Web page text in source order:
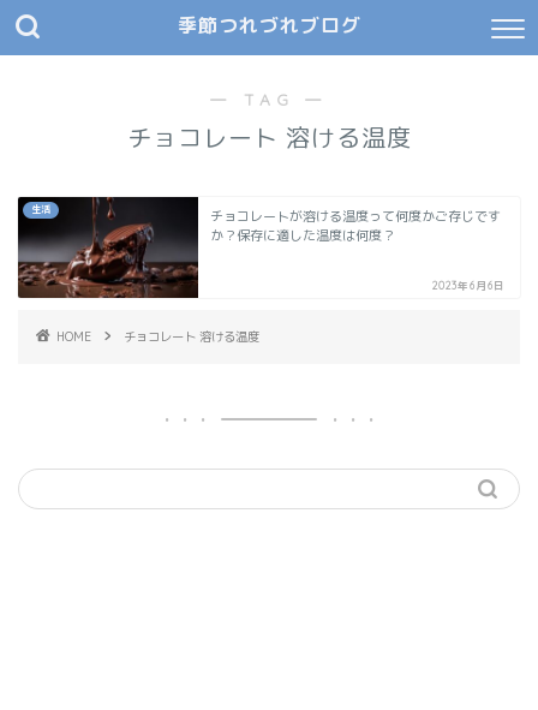
季節つれづれブログ
― TAG ―
チョコレート 溶ける温度
生活
チョコレートが溶ける温度って何度かご存じです
か？保存に適した温度は何度？
2023年6月6日
HOME チョコレート 溶ける温度